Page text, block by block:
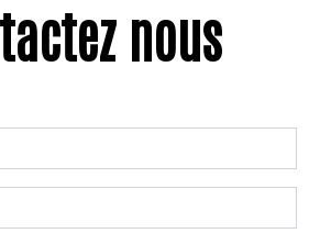
nous